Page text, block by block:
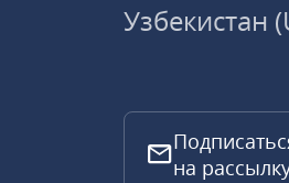
Узбекистан
на